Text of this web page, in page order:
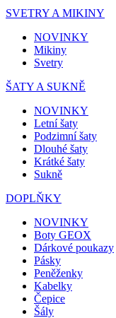
SVETRY A MIKINY
NOVINKY
Mikiny
Svetry
ŠATY A SUKNĚ
NOVINKY
Letní šaty
Podzimní šaty
Dlouhé šaty
Krátké šaty
Sukně
DOPLŇKY
NOVINKY
Boty GEOX
Dárkové poukazy
Pásky
Peněženky
Kabelky
Čepice
Šály